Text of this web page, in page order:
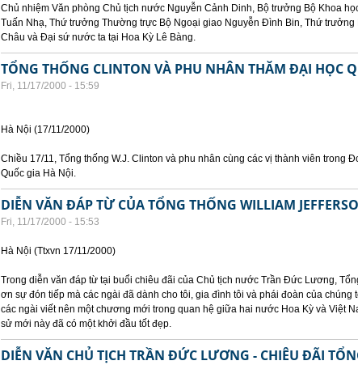
Chủ nhiệm Văn phòng Chủ tịch nước Nguyễn Cảnh Dinh, Bộ trưởng Bộ Khoa
Tuấn Nhạ, Thứ trưởng Thường trực Bộ Ngoại giao Nguyễn Đình Bin, Thứ trưởng
Châu và Đại sứ nước ta tại Hoa Kỳ Lê Bàng.
TỔNG THỐNG CLINTON VÀ PHU NHÂN THĂM ĐẠI HỌC
Fri, 11/17/2000 - 15:59
Hà Nội (17/11/2000)
Chiều 17/11, Tổng thống W.J. Clinton và phu nhân cùng các vị thành viên trong
Quốc gia Hà Nội.
DIỄN VĂN ĐÁP TỪ CỦA TỔNG THỐNG WILLIAM
Fri, 11/17/2000 - 15:53
Hà Nội (Ttxvn 17/11/2000)
Trong diễn văn đáp từ tại buổi chiêu đãi của Chủ tịch nước Trần Đức Lương,
ơn sự đón tiếp mà các ngài đã dành cho tôi, gia đình tôi và phái đoàn của chúng
các ngài viết nên một chương mới trong quan hệ giữa hai nước Hoa Kỳ và Việt
sử mới này đã có một khởi đầu tốt đẹp.
DIỄN VĂN CHỦ TỊCH TRẦN ĐỨC LƯƠNG - CHIÊU ĐÃI